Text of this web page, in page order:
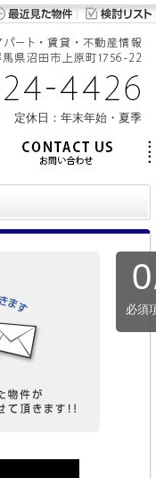
定休日：年末年始・夏季
0
必須